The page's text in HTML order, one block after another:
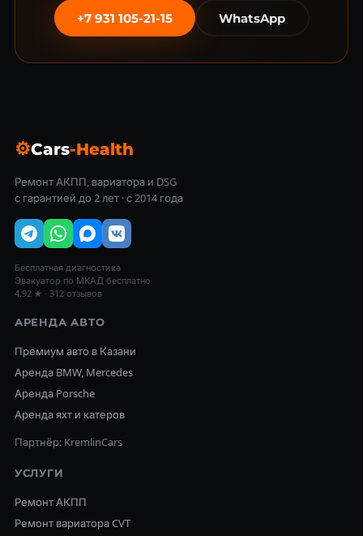
+7 931 105-21-15 WhatsApp
⚙Cars-Health
Ремонт АКПП, вариатора и DSG
с гарантией до 2 лет · с 2014 года
Бесплатная диагностика
Эвакуатор по МКАД бесплатно
4.92 ★ · 312 отзывов
АРЕНДА АВТО
Премиум авто в Казани
Аренда BMW, Mercedes
Аренда Porsche
Аренда яхт и катеров
Партнёр: KremlinCars
УСЛУГИ
Ремонт АКПП
Ремонт вариатора CVT